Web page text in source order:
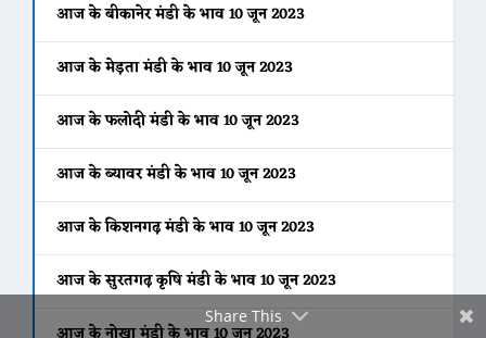
आज के बीकानेर मंडी के भाव 10 जून 2023
आज के मेड़ता मंडी के भाव 10 जून 2023
आज के फलोदी मंडी के भाव 10 जून 2023
आज के ब्यावर मंडी के भाव 10 जून 2023
आज के किशनगढ़ मंडी के भाव 10 जून 2023
आज के सुरतगढ़ कृषि मंडी के भाव 10 जून 2023
Share This
Twitter